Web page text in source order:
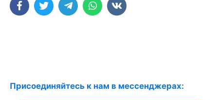
Присоединяйтесь к нам в мессенджерах: